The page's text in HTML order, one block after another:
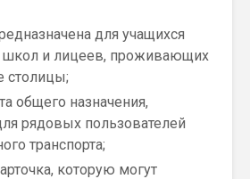
для учащихся
школ и лицеев, проживающих
столицы;
общего назначения,
рядовых пользователей
транспорта;
которую могут